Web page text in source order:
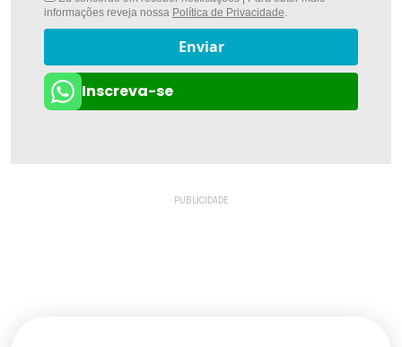
informações reveja nossa Política de Privacidade.
Enviar
Inscreva-se